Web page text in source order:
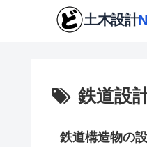
鉄道設
鉄道構造物の